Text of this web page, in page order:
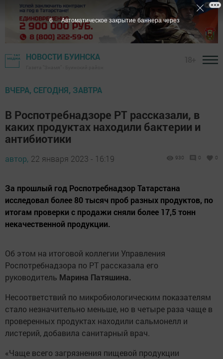
НОВОСТИ БУИНСКА
ВЧЕРА, СЕГОДНЯ, ЗАВТРА
В Роспотребнадзоре РТ рассказали, в
каких продуктах находили бактерии и
антибиотики
автор, 22 января 2023 - 16:19 930 0 0
За прошлый год Роспотребнадзор Татарстана
исследовал более 80 тысяч проб разных продуктов, по
итогам проверки с продажи сняли более 17,5 тонн
некачественной продукции.
Об этом на итоговой коллегии Управления
Роспотребнадзора по РТ рассказала его
руководитель Марина Патяшина.
Несоответствий по микробиологическим показателям
стало незначительно меньше, но в четыре раза чаще в
проверенных продуктах находили сальмонелл и
листерий, добавила санитарный врач.
«Чаще всего загрязнения пищевой продукции
5 Автоматическое закрытие баннера через